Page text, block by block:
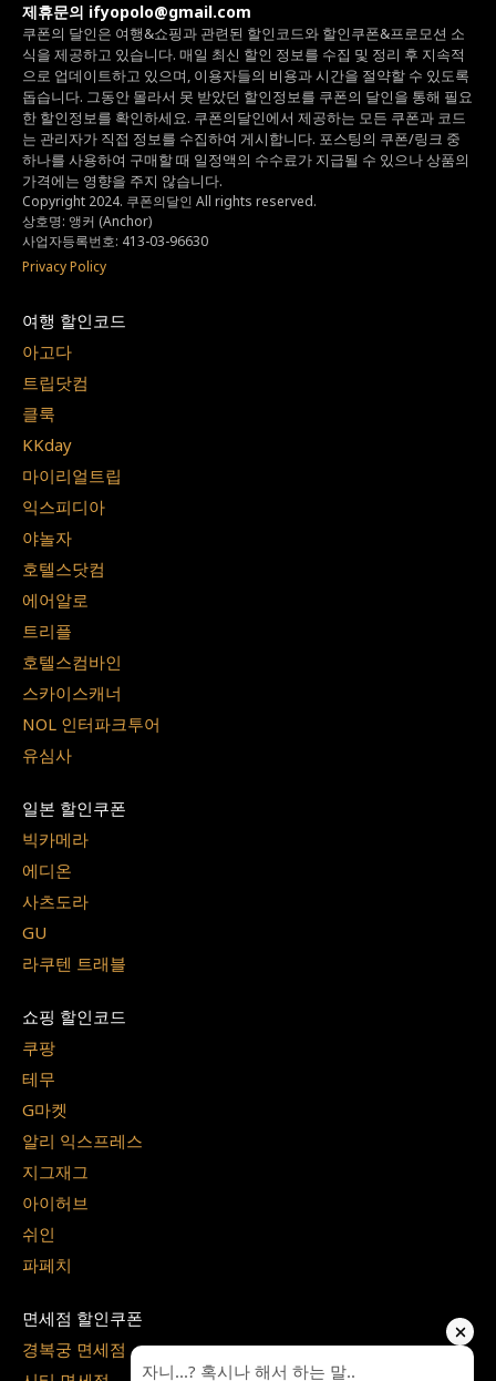
제휴문의 ifyopolo@gmail.com
쿠폰의 달인은 여행&쇼핑과 관련된 할인코드와 할인쿠폰&프로모션 소
식을 제공하고 있습니다. 매일 최신 할인 정보를 수집 및 정리 후 지속적
으로 업데이트하고 있으며, 이용자들의 비용과 시간을 절약할 수 있도록
돕습니다. 그동안 몰라서 못 받았던 할인정보를 쿠폰의 달인을 통해 필요
한 할인정보를 확인하세요. 쿠폰의달인에서 제공하는 모든 쿠폰과 코드
는 관리자가 직접 정보를 수집하여 게시합니다. 포스팅의 쿠폰/링크 중
하나를 사용하여 구매할 때 일정액의 수수료가 지급될 수 있으나상품의
가격에는 영향을 주지 않습니다.
Copyright 2024. 쿠폰의달인 All rights reserved.
상호명: 앵커 (Anchor)
사업자등록번호: 413-03-96630
Privacy Policy
여행 할인코드
아고다
트립닷컴
클룩
KKday
마이리얼트립
익스피디아
야놀자
호텔스닷컴
에어알로
트리플
호텔스컴바인
스카이스캐너
NOL 인터파크투어
유심사
일본 할인쿠폰
빅카메라
에디온
사츠도라
GU
라쿠텐 트래블
쇼핑 할인코드
쿠팡
테무
G마켓
알리 익스프레스
지그재그
아이허브
쉬인
파페치
면세점 할인쿠폰
경복궁 면세점